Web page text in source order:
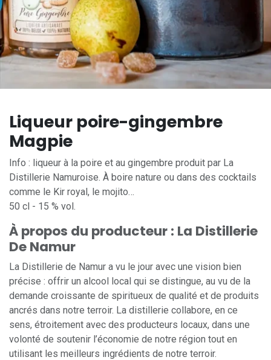
Liqueur poire-gingembre
Magpie
Info : liqueur à la poire et au gingembre produit par La
Distillerie Namuroise. À boire nature ou dans des cocktails
comme le Kir royal, le mojito…
50 cl - 15 % vol.
À propos du producteur : La Distillerie
De Namur
La Distillerie de Namur a vu le jour avec une vision bien
précise : offrir un alcool local qui se distingue, au vu de la
demande croissante de spiritueux de qualité et de produits
ancrés dans notre terroir. La distillerie collabore, en ce
sens, étroitement avec des producteurs locaux, dans une
volonté de soutenir l’économie de notre région tout en
utilisant les meilleurs ingrédients de notre terroir.